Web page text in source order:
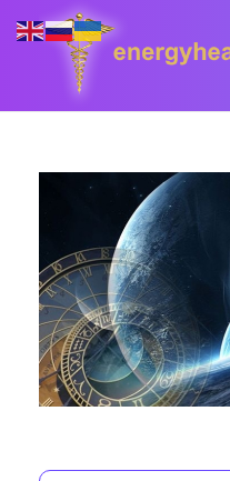
Energyhealing
ДОПОМОГА
Консультація онлайн
Сеанси
Астрологія
ШКОЛА
Кодекс
Ангельське цілительство
КОРИСНЕ
Сакральні тури